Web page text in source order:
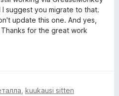
suggest you migrate to that.
update this one. And yes,
for the great work
kuukausi sitten